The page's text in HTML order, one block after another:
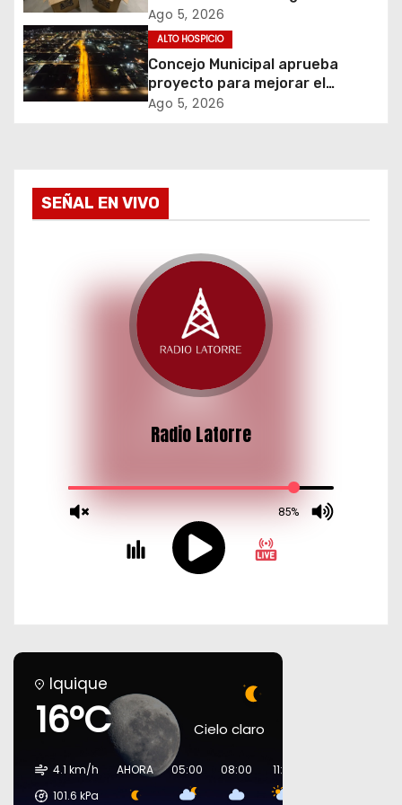
e
e
n
a
contrabando y permite
incautación de más de 3 mil
cajetillas
Ago 5, 2026
ALTO HOSPICIO
Concejo Municipal aprueba
proyecto para mejorar el
alumbrado público del sector El
Ago 5, 2026
SEÑAL EN VIVO
Iquique
16°C Cielo claro
4.1 km/h
101.6 kPa
AHORA 05:00 08:00 11:00